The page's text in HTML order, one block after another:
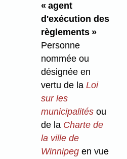
« agent
d'exécution des
règlements »
Personne
nommée ou
désignée en
vertu de laLoi
sur les
municipalités ou
de la Charte de
la ville de
Winnipegen vue